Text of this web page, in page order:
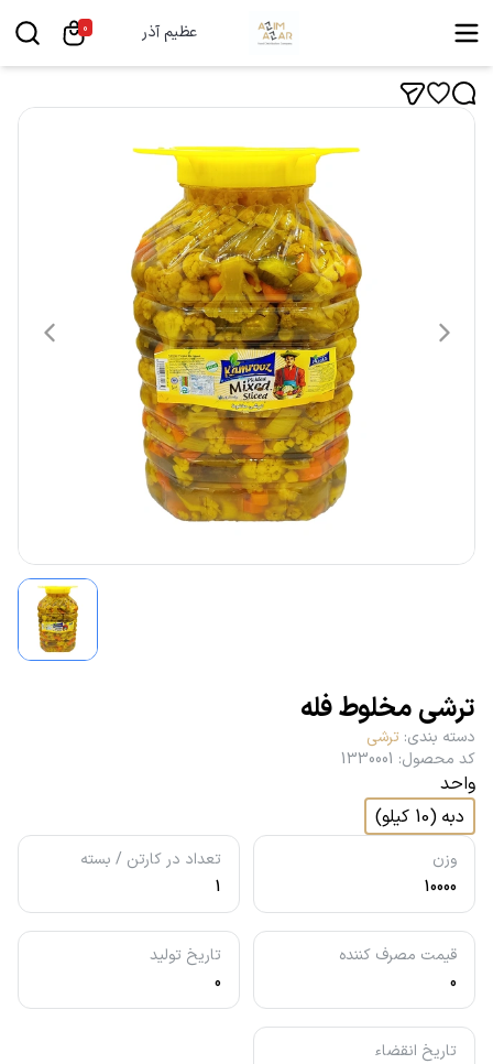
عظیم آذر 0
ترشی مخلوط فله
وزن
10000
تعداد در کارتن / بسته
1
قیمت مصرف کننده
0
تاریخ تولید
0
تاریخ انقضاء
دسته بندی: ترشی
کد محصول:
1330001
واحد
دبه (
10 کیلو)